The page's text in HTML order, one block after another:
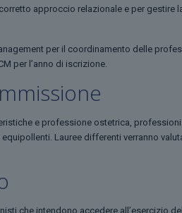
approccio relazionale e per
per il coordinamento delle
per l’anno di iscrizione.
e professione ostetrica,
Lauree differenti verranno
che intendono accedere all’esercizio